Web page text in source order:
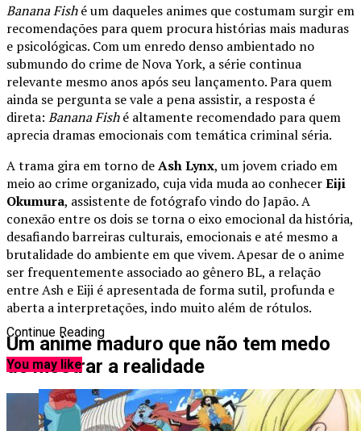
Banana Fishé um daqueles animes que costumam surgir em
recomendações para quem procura histórias mais maduras
e psicológicas. Com um enredo denso ambientado no
submundo do crime de Nova York, a série continua
relevante mesmo anos após seu lançamento. Para quem
ainda se pergunta se vale a pena assistir, a resposta é
direta: Banana Fishé altamente recomendado para quem
aprecia dramas emocionais com temática criminal séria.
A trama gira em torno deAsh Lynx, um jovem criado em
meio ao crime organizado, cuja vida muda ao conhecerEiji
Okumura, assistente de fotógrafo vindo do Japão. A
conexão entre os dois se torna o eixo emocional da história,
desafiando barreiras culturais, emocionais e até mesmo a
brutalidade do ambiente em que vivem. Apesar de o anime
ser frequentemente associado ao gênero BL, a relação
entre Ash e Eiji é apresentada de forma sutil, profunda e
aberta a interpretações, indo muito além de rótulos.
Um anime maduro que não tem medo
de mostrar a realidade
Continue Reading
You may like